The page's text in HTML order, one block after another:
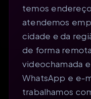
temos
atendemos
cidade e da
de forma
videochamada
WhatsApp e e-
trabalhamos